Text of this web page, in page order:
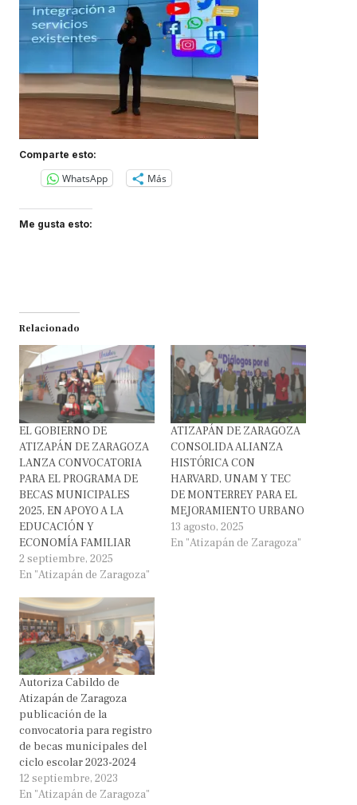
Comparte esto:
WhatsApp Más
Me gusta esto:
Relacionado
EL GOBIERNO DE
ATIZAPÁN DE ZARAGOZA
LANZA CONVOCATORIA
PARA EL PROGRAMA DE
BECAS MUNICIPALES
2025, EN APOYO A LA
EDUCACIÓN Y
ECONOMÍA FAMILIAR
2 septiembre, 2025
En "Atizapán de Zaragoza"
ATIZAPÁN DE ZARAGOZA
CONSOLIDA ALIANZA
HISTÓRICA CON
HARVARD, UNAM Y TEC
DE MONTERREY PARA EL
MEJORAMIENTO URBANO
13 agosto, 2025
En "Atizapán de Zaragoza"
Autoriza Cabildo de
Atizapán de Zaragoza
publicación de la
convocatoria para registro
de becas municipales del
ciclo escolar 2023-2024
12 septiembre, 2023
En "Atizapán de Zaragoza"